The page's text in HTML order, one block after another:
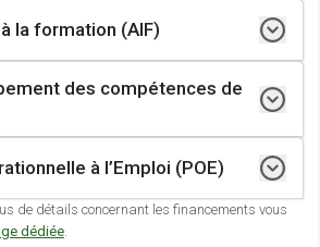
la formation (AIF)
à Pole Emploi
licenciement économique et bénéficiant d’un
(Contrat de Sécurisation Professionnelle)
et obtenir un devis
par votre conseiller Pole Emploi
des compétences de
à l’Emploi (POE)
à pourvoir en CDI, en CDD de 12 mois
de détails concernant les financements vous
dédiée.